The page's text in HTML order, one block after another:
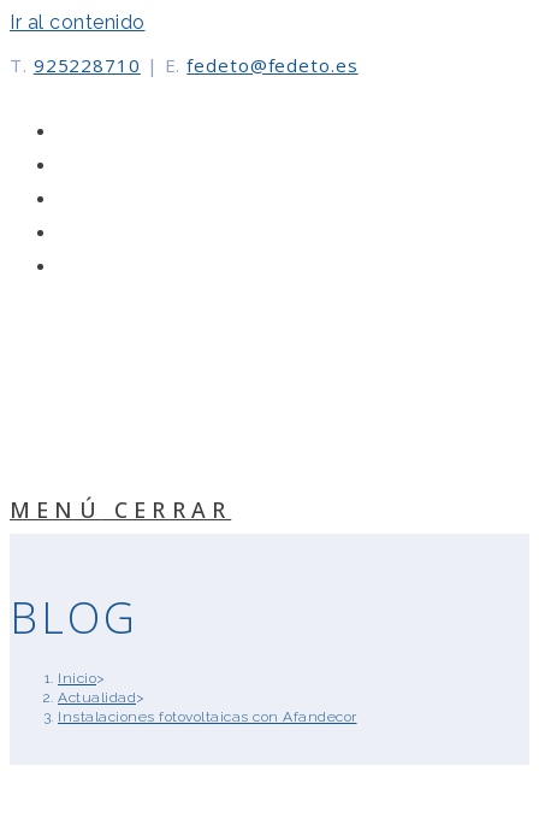
Ir al contenido
T. 925228710 | E. fedeto@fedeto.es
MENÚ CERRAR
BLOG
Inicio>
Actualidad>
Instalaciones fotovoltaicas con Afandecor